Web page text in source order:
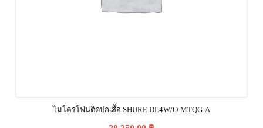
ไมโครโฟนติดปกเสื้อ SHURE DL4W/O-MTQG-A